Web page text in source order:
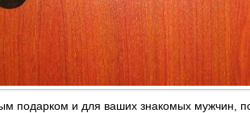
подарком и для ваших знакомых мужчин,